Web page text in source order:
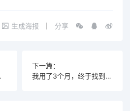
生成海报 分享
前景！
下一篇：
我用了3个月，终于找到了适合音乐专业的最佳乐器！